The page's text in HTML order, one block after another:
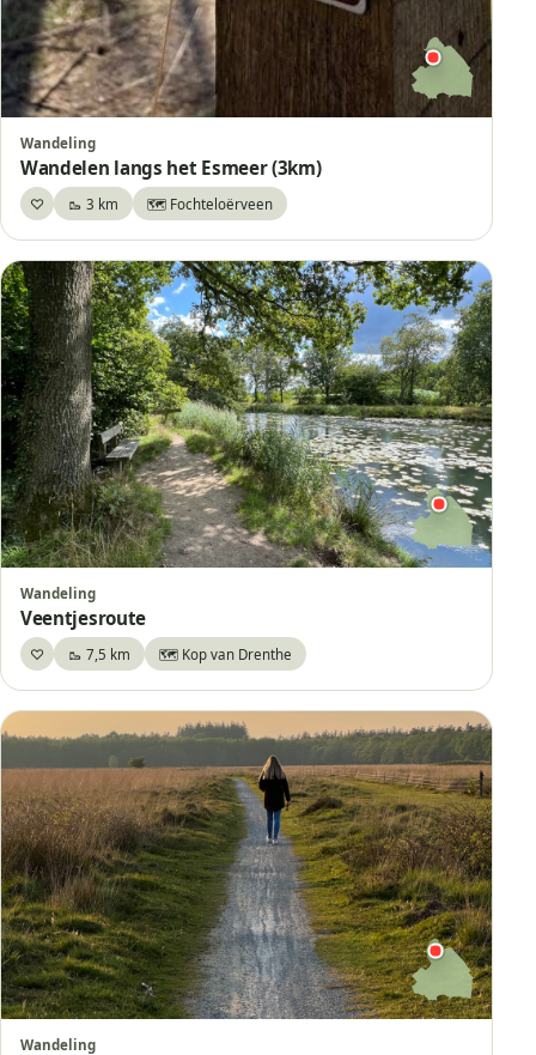
Wandeling
Wandelen langs het Esmeer (3km)
♡Bewaar🥾 3 km 🗺️ Fochteloërveen
Wandeling
Veentjesroute
♡Bewaar🥾 7,5 km 🗺️ Kop van Drenthe
Wandeling